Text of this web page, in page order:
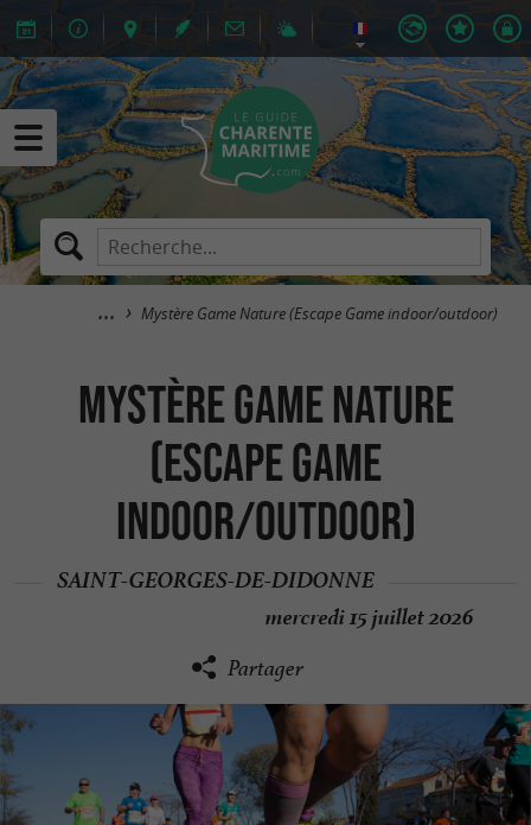
Mystère Game Nature (Escape Game indoor/outdoor)
Mystère Game Nature
(Escape Game
indoor/outdoor)
SAINT-GEORGES-DE-DIDONNE
mercredi 15 juillet 2026
Partager